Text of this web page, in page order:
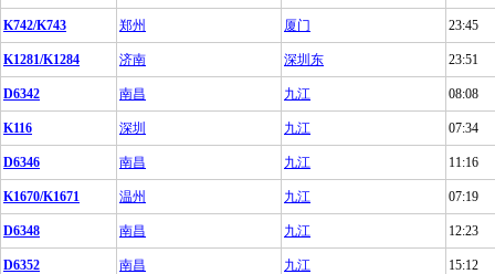
K742/K743 郑州 厦门 23:45
K1281/K1284 济南 深圳东 23:51
D6342 南昌 九江 08:08
K116 深圳 九江 07:34
D6346 南昌 九江 11:16
K1670/K1671 温州 九江 07:19
D6348 南昌 九江 12:23
D6352 南昌 九江 15:12